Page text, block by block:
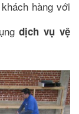
hàng với
dịch vụ vệ